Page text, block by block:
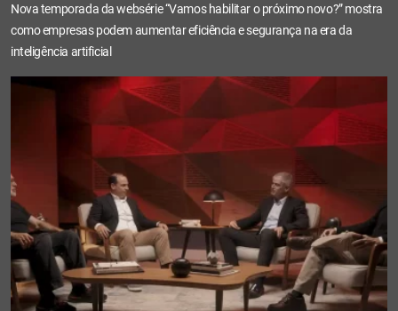
Nova temporada da websérie “Vamos habilitar o próximo novo?” mostra
como empresas podem aumentar eficiência e segurança na era da
inteligência artificial